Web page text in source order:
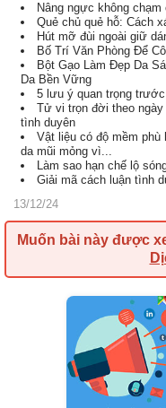
Nâng ngực không
Quẻ chủ quẻ hỗ: Cách
Hút mỡ đùi ngoài giữ
Bố Trí Văn Phòng Để
Bột Gạo Làm Đẹp Da
Da Bền Vững
5 lưu ý quan trọng
Tử vi trọn đời theo ngày
tình duyên
Vật liệu có độ mềm
da mũi mỏng vì...
Làm sao hạn chế lộ
Giải mã cách luận tình
13/12/24
Muốn bài này được